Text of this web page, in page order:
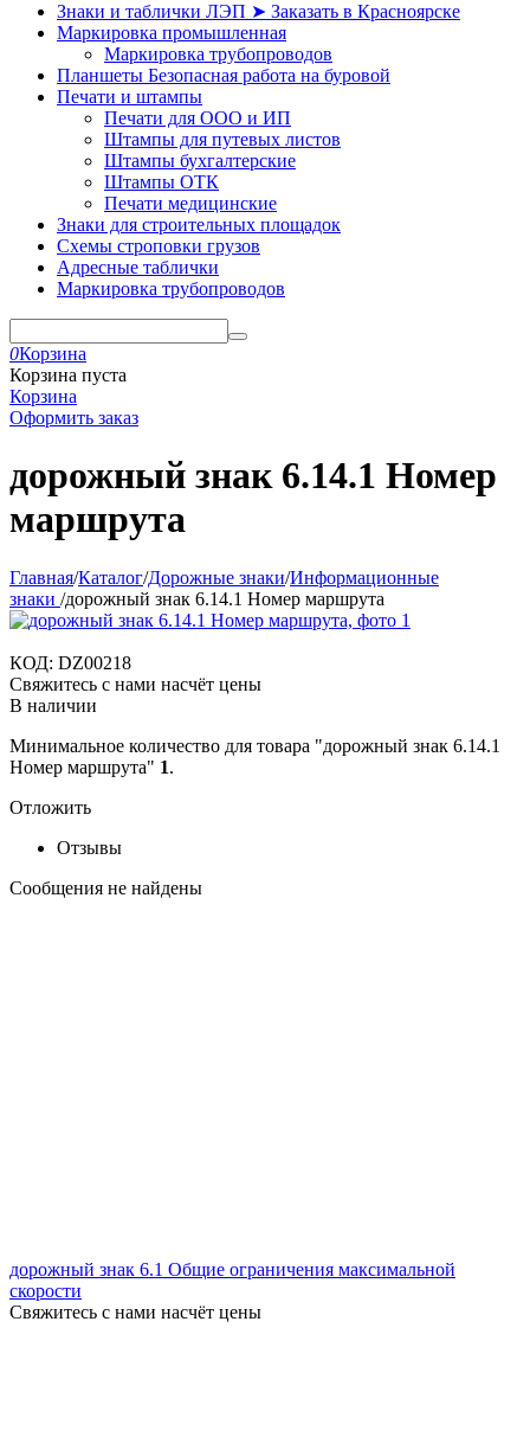
Знаки и таблички ЛЭП ➤ Заказать в Красноярске
Маркировка промышленная
Маркировка трубопроводов
Планшеты Безопасная работа на буровой
Печати и штампы
Печати для ООО и ИП
Штампы для путевых листов
Штампы бухгалтерские
Штампы ОТК
Печати медицинские
Знаки для строительных площадок
Схемы строповки грузов
Адресные таблички
Маркировка трубопроводов
0Корзина
Корзина пуста
Корзина
Оформить заказ
дорожный знак 6.14.1 Номер
маршрута
Главная/Каталог/Дорожные знаки/Информационные
знаки /дорожный знак 6.14.1 Номер маршрута
КОД: DZ00218
Свяжитесь с нами насчёт цены
В наличии
Минимальное количество для товара "дорожный знак 6.14.1
Номер маршрута" 1.
Отложить
Отзывы
Сообщения не найдены
дорожный знак 6.1 Общие ограничения максимальной
скорости
Свяжитесь с нами насчёт цены